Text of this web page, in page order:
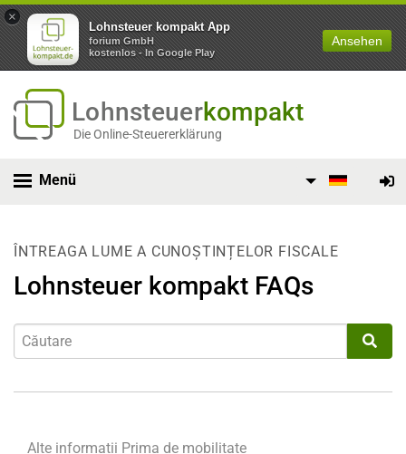
×
Lohnsteuer kompakt App
forium GmbH
kostenlos - In Google Play
Ansehen
Lohnsteuerkompakt
Die Online-Steuererklärung
Menü
ÎNTREAGA LUME A CUNOȘTINȚELOR FISCALE
Lohnsteuer kompakt FAQs
Alte informații Prima de mobilitate